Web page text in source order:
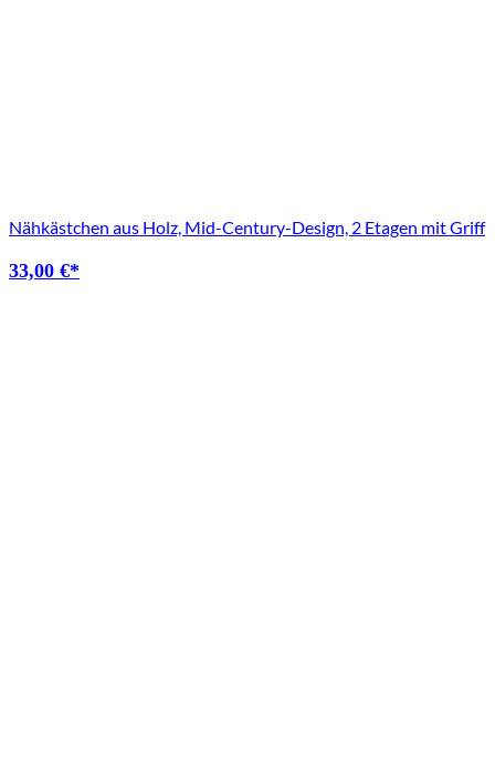
Nähkästchen aus Holz, Mid-Century-Design, 2 Etagen mit Griff
33,00 €